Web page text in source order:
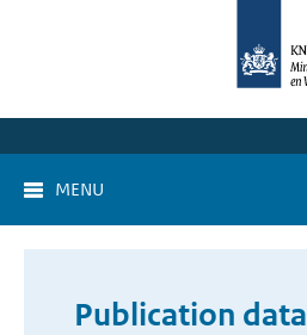
MENU
Publication